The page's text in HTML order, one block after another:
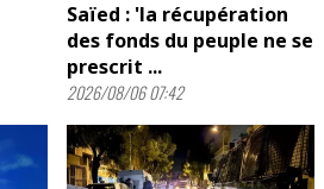
Saïed : 'la récupération
des fonds du peuple ne se
prescrit ...
2026/08/06 07:42